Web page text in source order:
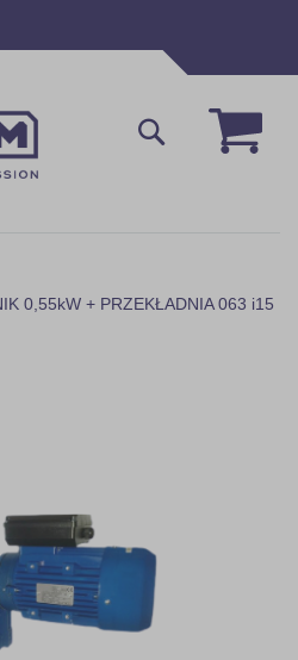
Mój
Szukaj
0,55kW + PRZEKŁADNIA 063 i15